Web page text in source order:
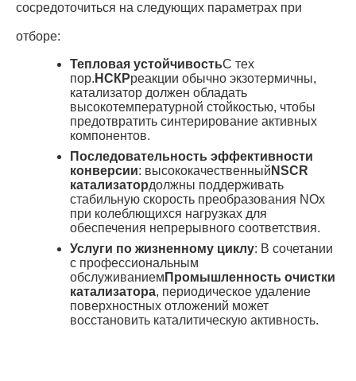
сосредоточиться на следующих параметрах при
отборе:
Тепловая устойчивостьС тех
пор. НСКРреакции обычно экзотермичны,
катализатор должен обладать
высокотемпературной стойкостью, чтобы
предотвратить синтерирование активных
компонентов.
Последовательность эффективности
конверсии: высококачественный NSCR
катализатордолжны поддерживать
стабильную скорость преобразования NOx
при колеблющихся нагрузках для
обеспечения непрерывного соответствия.
Услуги по жизненному циклу: В сочетании
с профессиональным
обслуживанием Промышленность очистки
катализатора, периодическое удаление
поверхностных отложений может
восстановить каталитическую активность.